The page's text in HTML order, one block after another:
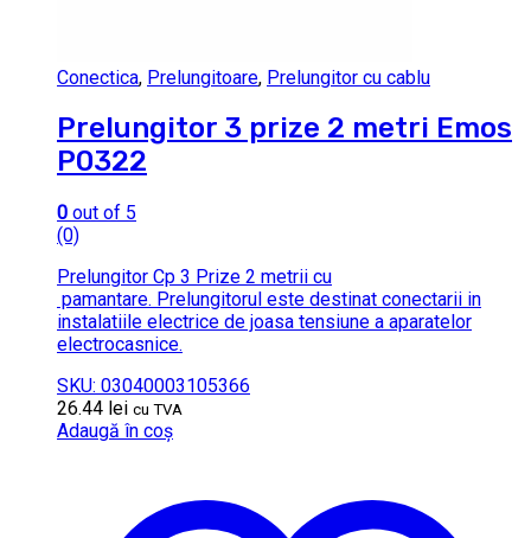
Conectica, Prelungitoare, Prelungitor cu cablu
Prelungitor 3 prize 2 metri Emos
P0322
0 out of 5
(0)
Prelungitor Cp 3 Prize 2 metrii cu
pamantare. Prelungitorul este destinat conectarii in
instalatiile electrice de joasa tensiune a aparatelor
electrocasnice.
SKU: 03040003105366
26.44 lei cu TVA
Adaugă în coș